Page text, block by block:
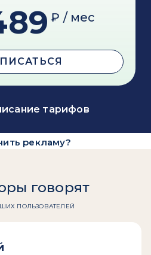
₽ / мес
тарифов
рекламу?
говорят
ПОЛЬЗОВАТЕЛЕЙ